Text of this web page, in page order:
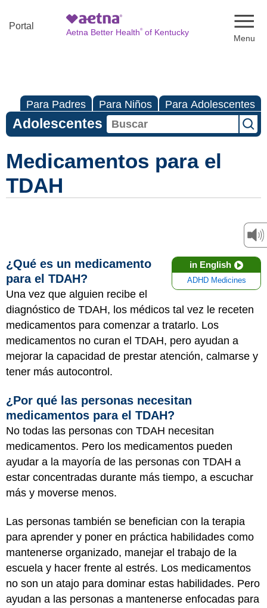
Portal
Aetna Better Health®of Kentucky
Para Padres Para Niños Para Adolescentes
Adolescentes
Medicamentos para el
TDAH
in English
ADHD Medicines
¿Qué es un medicamento
para el TDAH?
Una vez que alguien recibe el
diagnóstico de TDAH, los médicos tal vez le receten
medicamentos para comenzar a tratarlo. Los
medicamentos no curan el TDAH, pero ayudan a
mejorar la capacidad de prestar atención, calmarse y
tener más autocontrol.
¿Por qué las personas necesitan
medicamentos para el TDAH?
No todas las personas con TDAH necesitan
medicamentos. Pero los medicamentos pueden
ayudar a la mayoría de las personas con TDAH a
estar concentradas durante más tiempo, a escuchar
más y moverse menos.
Las personas también se benefician con la terapia
para aprender y poner en práctica habilidades como
mantenerse organizado, manejar el trabajo de la
escuela y hacer frente al estrés. Los medicamentos
no son un atajo para dominar estas habilidades. Pero
ayudan a las personas a mantenerse enfocadas para